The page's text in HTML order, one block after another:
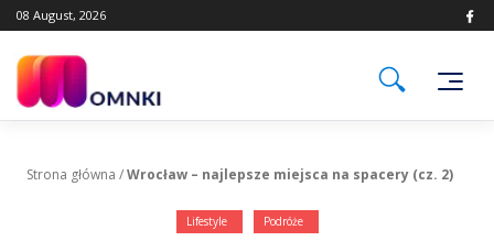
Skip
to
08 August, 2026
Strona główna /Wrocław – najlepsze miejsca na spacery (cz. 2)
Lifestyle Podróże